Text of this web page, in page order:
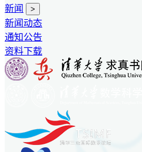
新闻
>
新闻动态
通知公告
资料下载